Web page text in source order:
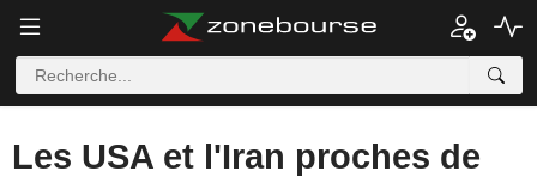
Les USA et l'Iran proches de